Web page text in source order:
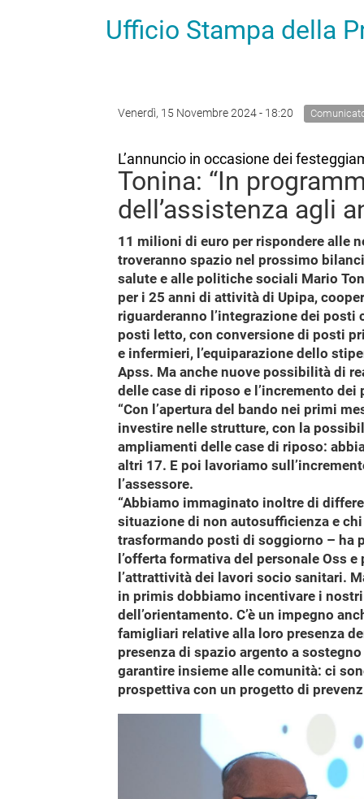
Ufficio Stampa della
Venerdì, 15 Novembre 2024 - 18:20
L’annuncio in occasione dei
Tonina: “In
dell’assistenza agli
11 milioni di euro per rispondere alle
troveranno spazio nel prossimo
salute e alle politiche sociali Mario
per i 25 anni di attività di Upipa,
riguarderanno l’integrazione dei
posti letto, con conversione di posti
e infermieri, l’equiparazione dello
Apss. Ma anche nuove possibilità di
delle case di riposo e l’incremento
“Con l’apertura del bando nei primi
investire nelle strutture, con la
ampliamenti delle case di riposo:
altri 17. E poi lavoriamo
l’assessore.
“Abbiamo immaginato inoltre di
situazione di non autosufficienza e
trasformando posti di soggiorno – ha
l’offerta formativa del personale Oss
l’attrattività dei lavori socio sanitari.
in primis dobbiamo incentivare i
dell’orientamento. C’è un impegno
famigliari relative alla loro presenza
presenza di spazio argento a
garantire insieme alle comunità: ci
prospettiva con un progetto di